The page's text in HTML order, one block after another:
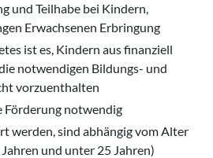
und Teilhabe bei Kindern,
Erwachsenen Erbringung
ist es, Kindern aus finanziell
notwendigen Bildungs- und
vorzuenthalten
Förderung notwendig
werden, sind abhängig vom Alter
und unter 25 Jahren)